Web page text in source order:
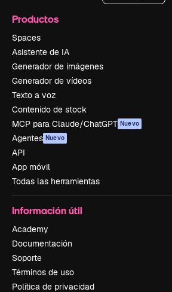
Productos
Spaces
Asistente de IA
Generador de imágenes
Generador de vídeos
Texto a voz
Contenido de stock
MCP para Claude/ChatGPT Nuevo
Agentes Nuevo
API
App móvil
Todas las herramientas
Información útil
Academy
Documentación
Soporte
Términos de uso
Política de privacidad